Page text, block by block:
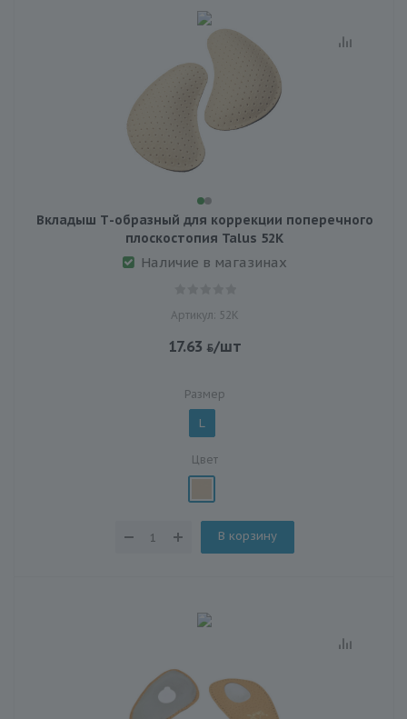
Вкладыш Т-образный для коррекции поперечного
плоскостопия Talus 52К
Наличие в магазинах
Артикул: 52К
17.63 /шт
Размер
L
Цвет
В корзину